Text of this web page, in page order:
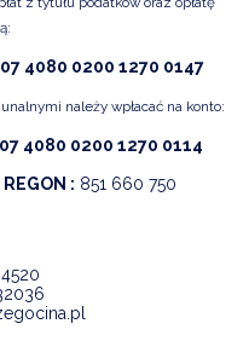
4080 0200 1270 0147
należy wpłacać na konto:
4080 0200 1270 0114
REGON : 851 660 750